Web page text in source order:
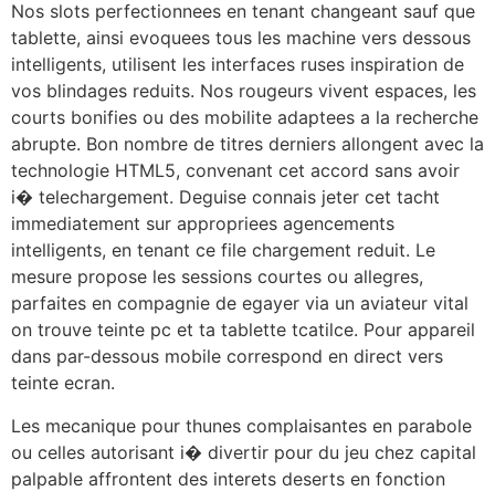
Nos slots perfectionnees en tenant changeant sauf que
tablette, ainsi evoquees tous les machine vers dessous
intelligents, utilisent les interfaces ruses inspiration de
vos blindages reduits. Nos rougeurs vivent espaces, les
courts bonifies ou des mobilite adaptees a la recherche
abrupte. Bon nombre de titres derniers allongent avec la
technologie HTML5, convenant cet accord sans avoir
i� telechargement. Deguise connais jeter cet tacht
immediatement sur appropriees agencements
intelligents, en tenant ce file chargement reduit. Le
mesure propose les sessions courtes ou allegres,
parfaites en compagnie de egayer via un aviateur vital
on trouve teinte pc et ta tablette tcatilce. Pour appareil
dans par-dessous mobile correspond en direct vers
teinte ecran.
Les mecanique pour thunes complaisantes en parabole
ou celles autorisant i� divertir pour du jeu chez capital
palpable affrontent des interets deserts en fonction